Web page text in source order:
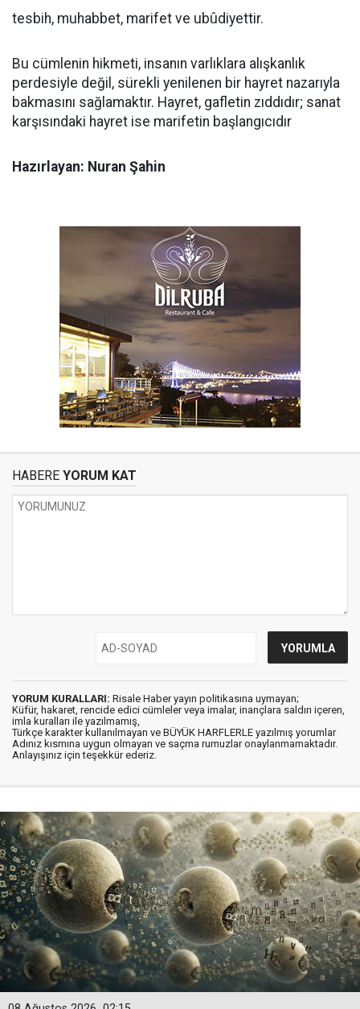
tesbih, muhabbet, marifet ve ubûdiyettir.
Bu cümlenin hikmeti, insanın varlıklara alışkanlık
perdesiyle değil, sürekli yenilenen bir hayret nazarıyla
bakmasını sağlamaktır. Hayret, gafletin zıddıdır; sanat
karşısındaki hayret ise marifetin başlangıcıdır
Hazırlayan: Nuran Şahin
HABERE YORUM KAT
YORUM KURALLARI: Risale Haber yayın politikasına uymayan;
Küfür, hakaret, rencide edici cümleler veya imalar, inançlara saldırı içeren,
imla kuralları ile yazılmamış,
Türkçe karakter kullanılmayan ve BÜYÜK HARFLERLE yazılmış yorumlar
Adınız kısmına uygun olmayan ve saçma rumuzlar onaylanmamaktadır.
Anlayışınız için teşekkür ederiz.